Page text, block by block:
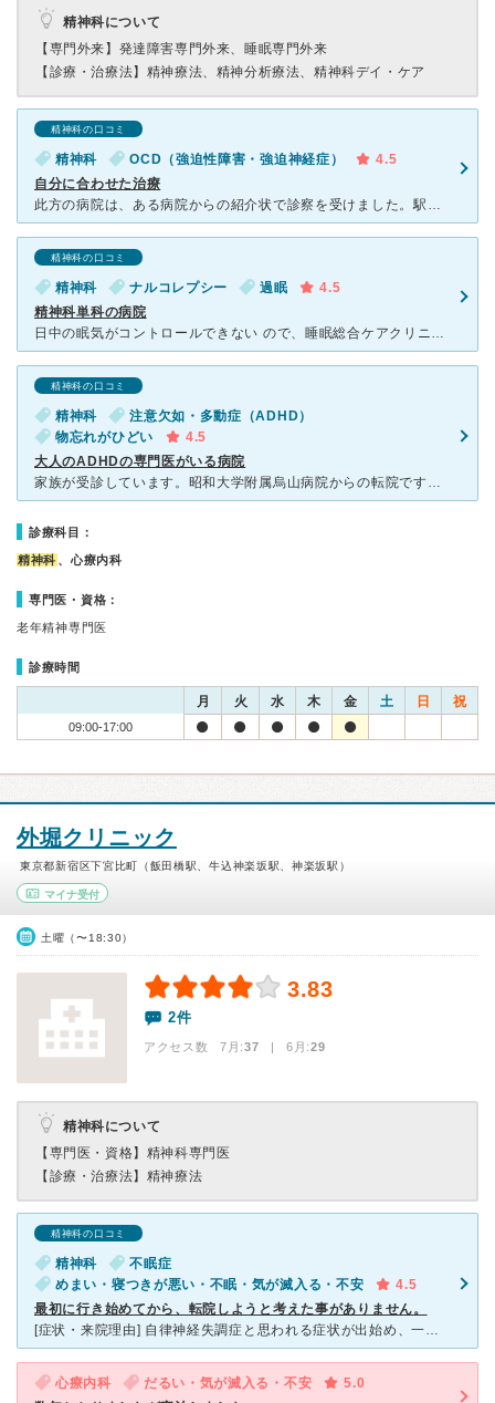
精神科について
【専門外来】 発達障害専門外来、睡眠専門外来
【診療・治療法】 精神療法、精神分析療法、精神科デイ・ケア
精神科の口コミ
精神科 OCD（強迫性障害・強迫神経症）
4.5
自分に合わせた治療
此方の病院は、ある病院からの紹介状で診察を受けました。駅からは少し離れていますが、精神科専門で治療のほか入院も可能でした。強迫性障害が幼い頃からあり、同じ事を繰り返ししてしまい、睡眠も出来ない状態であ
精神科の口コミ
精神科 ナルコレプシー 過眠
4.5
精神科単科の病院
日中の眠気がコントロールできない ので、睡眠総合ケアクリニック代々木 の紹介より受診。 精神科領域でも、睡眠障害や発達障害 などピンポイントでの困り事が酷い際 に受診すると、その道のスペ
精神科の口コミ
精神科
注意欠如・多動症（ADHD）
物忘れがひどい
4.5
大人のADHDの専門医がいる病院
家族が受診しています。昭和大学附属烏山病院からの転院ですが、昭和大学附属烏山病院と同じ医師に診察していただいています。 自閉症スペクトラムやADHDに詳しい医師が在籍しています。 診察時間は20分
診療科目：
精神科 、心療内科
専門医・資格：
老年精神専門医
診療時間
月 火 水 木 金 土 日 祝
09:00-17:00
外堀クリニック
東京都新宿区下宮比町（飯田橋駅、牛込神楽坂駅、神楽坂駅）
マイナ受付
土曜（〜18:30）
3.83
2件
アクセス数 7月:37 | 6月:29
精神科について
【専門医・資格】 精神科専門医
【診療・治療法】 精神療法
精神科の口コミ
精神科
不眠症
めまい・寝つきが悪い・不眠・気が滅入る・不安
4.5
最初に行き始めてから、転院しようと考えた事がありません。
[症状・来院理由] 自律神経失調症と思われる症状が出始め、一人暮らしをしていたのもあり、酷くなってはいけないと思い通い始めたのがきっかけでした。 [医師の診断・治療法] 患者のタイプを見分けてい
心療内科 だるい・気が滅入る・不安
5.0